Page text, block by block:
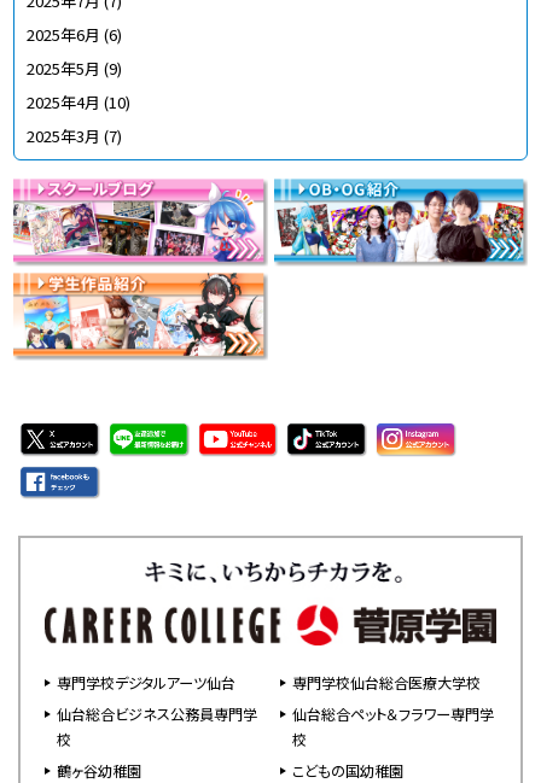
2025年6月 (6)
2025年5月 (9)
2025年4月 (10)
2025年3月 (7)
専門学校デジタルアーツ仙台
専門学校仙台総合医療大学校
仙台総合ビジネス公務員専門学
校
仙台総合ペット＆フラワー専門学
校
鶴ヶ谷幼稚園
こどもの国幼稚園